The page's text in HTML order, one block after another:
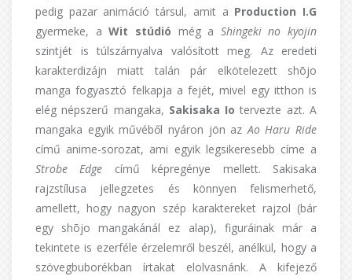
pedig pazar animáció társul, amit a Production I.G
gyermeke, aWit stúdió még a Shingeki no kyojin
szintjét is túlszárnyalva valósított meg. Az eredeti
karakterdizájn miatt talán pár elkötelezett shōjo
manga fogyasztó felkapja a fejét, mivel egy itthon is
elég népszerű mangaka, Sakisaka Io tervezte azt. A
mangaka egyik művéből nyáron jön az Ao Haru Ride
című anime-sorozat, ami egyik legsikeresebb címe a
Strobe Edge című képregénye mellett. Sakisaka
rajzstílusa jellegzetes és könnyen felismerhető,
amellett, hogy nagyon szép karaktereket rajzol (bár
egy shōjo mangakánál ez alap), figuráinak már a
tekintete is ezerféle érzelemről beszél, anélkül, hogy a
szövegbuborékban írtakat elolvasnánk. A kifejező